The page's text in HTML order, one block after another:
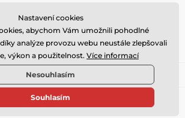
⦁ E-shop vytvořila SIMPLIA.cz
Nastavení cookies
abychom Vám umožnili pohodlné
analýze provozu webu neustále zlepšovali
výkon a použitelnost. Více informací
Nesouhlasím
Souhlasím